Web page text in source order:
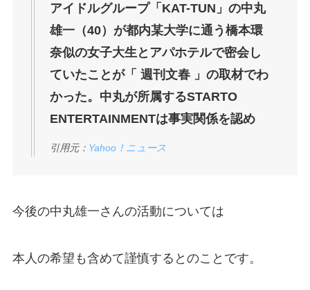
アイドルグループ「KAT-TUN」の中丸
雄一（40）が都内某大学に通う橋本環
奈似の女子大生とアパホテルで密会し
ていたことが「 週刊文春 」の取材でわ
かった。中丸が所属するSTARTO
ENTERTAINMENTは事実関係を認め
引用元： Yahoo！ニュース
今後の中丸雄一さんの活動については
本人の希望も含めて謹慎するとのことです。